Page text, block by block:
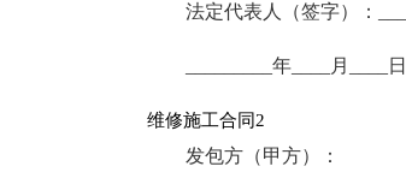
法定代表人（签字）：
_________年____月____日
维修施工合同2
发包方（甲方）：